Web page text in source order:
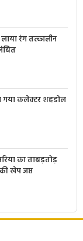
रंग तत्कालीन
गया कलेक्टर शहडोल
का ताबड़तोड़
खेप जप्त